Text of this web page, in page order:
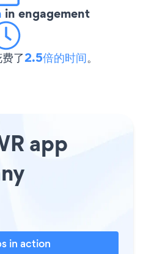
in engagement
了2.5倍的时间。
app
in action